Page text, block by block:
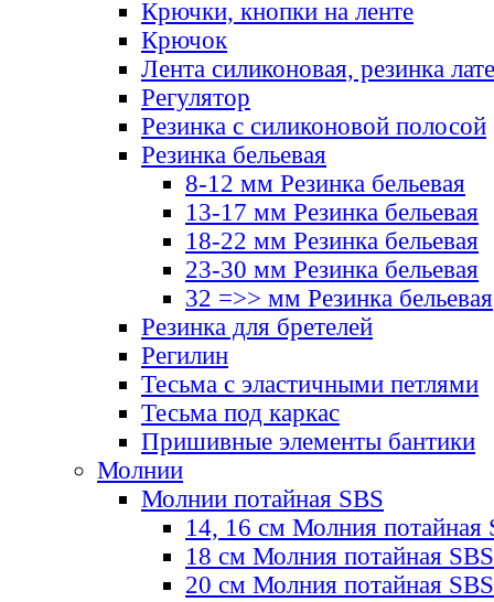
Крючки, кнопки на ленте
Крючок
Лента силиконовая, резинка
Регулятор
Резинка с силиконовой полосой
Резинка бельевая
8-12 мм Резинка бельевая
13-17 мм Резинка бельевая
18-22 мм Резинка бельевая
23-30 мм Резинка бельевая
32 =>> мм Резинка бельевая
Резинка для бретелей
Регилин
Тесьма с эластичными петлями
Тесьма под каркас
Пришивные элементы бантики
Молнии
Молнии потайная SBS
14, 16 см Молния потайная
18 см Молния потайная SBS
20 см Молния потайная SBS